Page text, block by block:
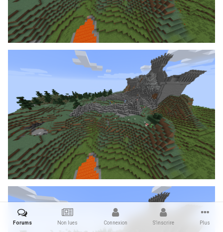
Forums Non lues Connexion S’inscrire Plus